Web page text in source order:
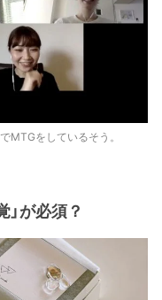
MTGをしているそう。
」が必須？